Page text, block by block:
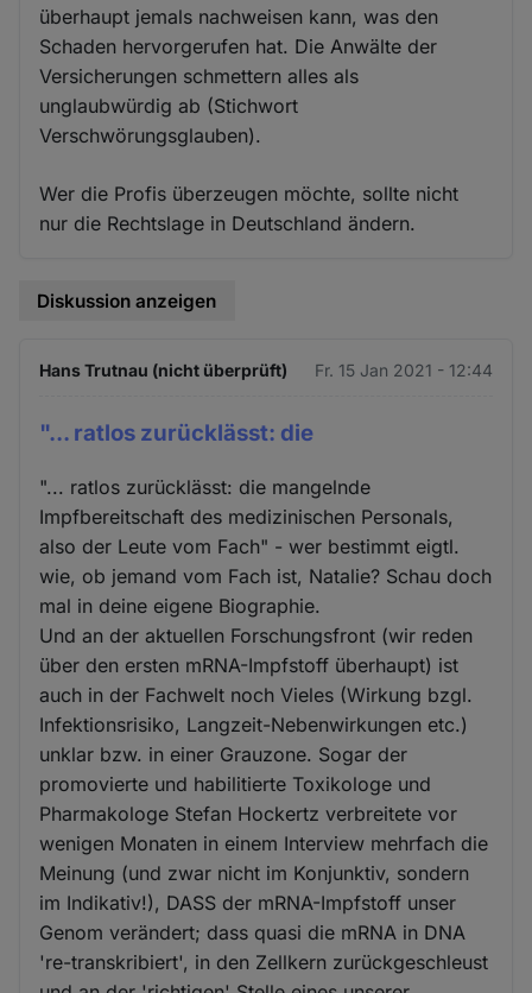
überhaupt jemals nachweisen kann, was den
Schaden hervorgerufen hat. Die Anwälte der
Versicherungen schmettern alles als
unglaubwürdig ab (Stichwort
Verschwörungsglauben).
Wer die Profis überzeugen möchte, sollte nicht
nur die Rechtslage in Deutschland ändern.
Diskussion anzeigen
Hans Trutnau (nicht überprüft) Fr. 15 Jan 2021 - 12:44
"... ratlos zurücklässt: die
"... ratlos zurücklässt: die mangelnde
Impfbereitschaft des medizinischen Personals,
also der Leute vom Fach" - wer bestimmt eigtl.
wie, ob jemand vom Fach ist, Natalie? Schau doch
mal in deine eigene Biographie.
Und an der aktuellen Forschungsfront (wir reden
über den ersten mRNA-Impfstoff überhaupt) ist
auch in der Fachwelt noch Vieles (Wirkung bzgl.
Infektionsrisiko, Langzeit-Nebenwirkungen etc.)
unklar bzw. in einer Grauzone. Sogar der
promovierte und habilitierte Toxikologe und
Pharmakologe Stefan Hockertz verbreitete vor
wenigen Monaten in einem Interview mehrfach die
Meinung (und zwar nicht im Konjunktiv, sondern
im Indikativ!), DASS der mRNA-Impfstoff unser
Genom verändert; dass quasi die mRNA in DNA
're-transkribiert', in den Zellkern zurückgeschleust